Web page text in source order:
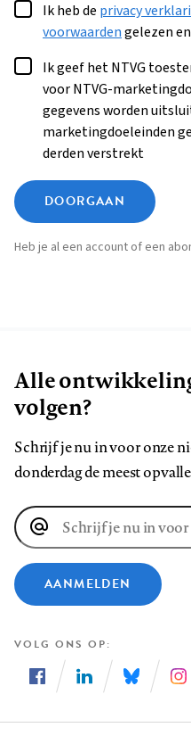
Ik heb de privacy
voorwaardengelezen
Ik geef het NTVG
voor NTVG-
gegevens worden
marketingdoeleinden
derden verstrekt
DOORGAAN
Heb je al een account of een
Alle
volgen?
Schrijf je nu in voor onze
donderdag de meest
E-
mailadres
AANMELDEN
VOLG ONS OP
ons
ons
ons
ons